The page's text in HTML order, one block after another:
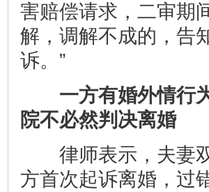
害赔偿请求，二审期
解，调解不成的，告
诉。”
一方有婚外情行
院不必然判决离婚
律师表示，夫妻双
方首次起诉离婚，过